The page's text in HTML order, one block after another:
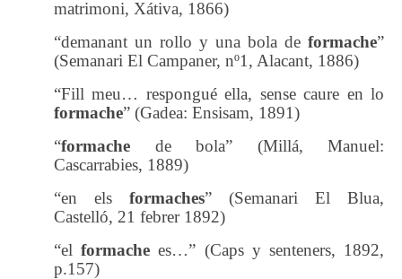
matrimoni, Xátiva, 1866)
“demanant un rollo y una bola de formache”
(Semanari El Campaner, nº1, Alacant, 1886)
“Fill meu… respongué ella, sense caure en lo
formache” (Gadea: Ensisam, 1891)
“formache de bola” (Millá, Manuel:
Cascarrabies, 1889)
“en els formaches” (Semanari El Blua,
Castelló, 21 febrer 1892)
“elformache es…” (Caps y senteners, 1892,
p.157)